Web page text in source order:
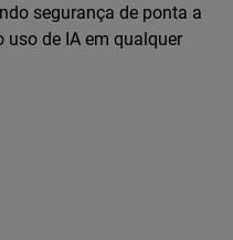
segurança de ponta a
uso de IA em qualquer